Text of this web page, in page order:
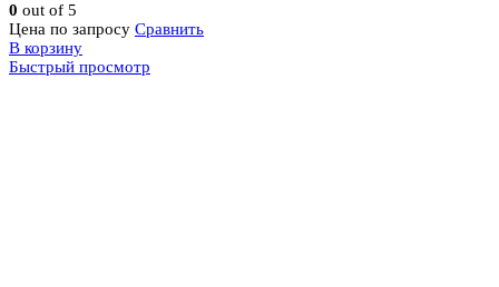
0 out of 5
Цена по запросу Сравнить
В корзину
Быстрый просмотр